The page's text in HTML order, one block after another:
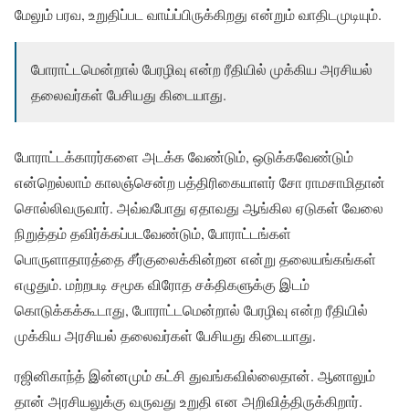
மேலும் பரவ, உறுதிப்பட வாய்ப்பிருக்கிறது என்றும் வாதிடமுடியும்.
போராட்டமென்றால் பேரழிவு என்ற ரீதியில் முக்கிய அரசியல்
தலைவர்கள் பேசியது கிடையாது.
போராட்டக்காரர்களை அடக்க வேண்டும், ஒடுக்கவேண்டும்
என்றெல்லாம் காலஞ்சென்ற பத்திரிகையாளர் சோ ராமசாமிதான்
சொல்லிவருவார். அவ்வபோது ஏதாவது ஆங்கில ஏடுகள் வேலை
நிறுத்தம் தவிர்க்கப்படவேண்டும், போராட்டங்கள்
பொருளாதாரத்தை சீர்குலைக்கின்றன என்று தலையங்கங்கள்
எழுதும். மற்றபடி சமூக விரோத சக்திகளுக்கு இடம்
கொடுக்கக்கூடாது, போராட்டமென்றால் பேரழிவு என்ற ரீதியில்
முக்கிய அரசியல் தலைவர்கள் பேசியது கிடையாது.
ரஜினிகாந்த் இன்னமும் கட்சி துவங்கவில்லைதான். ஆனாலும்
தான் அரசியலுக்கு வருவது உறுதி என அறிவித்திருக்கிறார்.